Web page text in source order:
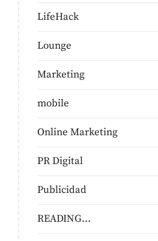
LifeHack
Lounge
Marketing
mobile
Online Marketing
PR Digital
Publicidad
READING…